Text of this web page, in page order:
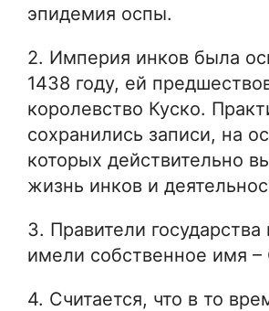
эпидемия оспы.
2. Империя инков была
1438 году, ей
королевство Куско.
сохранились записи, на
которых действительно
жизнь инков и
3. Правители государства
имели собственное имя –
4. Считается, что в то